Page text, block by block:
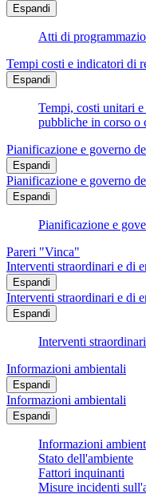
Espandi
Atti di
Tempi costi e indicatori di
Espandi
Tempi, costi unitari
pubbliche in corso o
Pianificazione e governo
Espandi
Pianificazione e governo
Espandi
Pianificazione e
Pareri "Vinca"
Interventi straordinari e di
Espandi
Interventi straordinari e di
Espandi
Interventi
Informazioni ambientali
Espandi
Informazioni ambientali
Espandi
Informazioni
Stato dell'ambiente
Fattori inquinanti
Misure incidenti